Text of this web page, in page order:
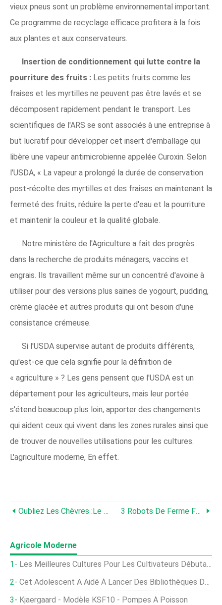
vieux pneus sont un problème environnemental important.
Ce programme de recyclage efficace profitera à la fois
aux plantes et aux conservateurs.
Insertion de conditionnement qui lutte contre la
pourriture des fruits : Les petits fruits comme les
fraises et les myrtilles ne peuvent pas être lavés et se
décomposent rapidement pendant le transport. Les
scientifiques de l'ARS se sont associés à une entreprise à
but lucratif pour développer cet insert d'emballage qui
libère une vapeur antimicrobienne appelée Curoxin. Selon
l'USDA, « La vapeur a prolongé la durée de conservation
post-récolte des myrtilles et des fraises en maintenant la
fermeté des fruits, réduire la perte d'eau et la pourriture
et maintenir la couleur et la qualité globale.
Notre ministère de l'Agriculture a fait des progrès
dans la recherche de produits ménagers, vaccins et
engrais. Ils travaillent même sur un concentré d'avoine à
utiliser pour des versions plus saines de yogourt, pudding,
crème glacée et autres produits qui ont besoin d'une
consistance crémeuse.
Si l'USDA supervise autant de produits différents,
qu'est-ce que cela signifie pour la définition de
« agriculture » ? Les gens pensent que l'USDA est un
département pour les agriculteurs, mais leur portée
s'étend beaucoup plus loin, apporter des changements
qui aident ceux qui vivent dans les zones rurales ainsi que
de trouver de nouvelles utilisations pour les cultures.
L'agriculture moderne, En effet.
Oubliez Les Chèvres :le « Grass Simulator » Existe Maintenant 3 Robots De Ferme Futuristes (et 3 Que Nous Aimerions Voir)
Agricole Moderne
Les Meilleures Cultures Pour Les Cultivateurs Débutants
Cet Adolescent A Aidé À Lancer Des Bibliothèques De Semences Dans Chaque État
Kjaergaard - Modèle KSF10 - Pompes À Poisson